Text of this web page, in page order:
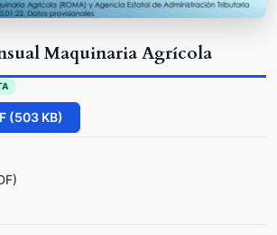
Maquinaria Agrícola
(503 KB)